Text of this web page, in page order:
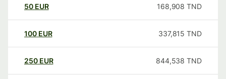
50 EUR 168,908 TND
100 EUR 337,815 TND
250 EUR 844,538 TND